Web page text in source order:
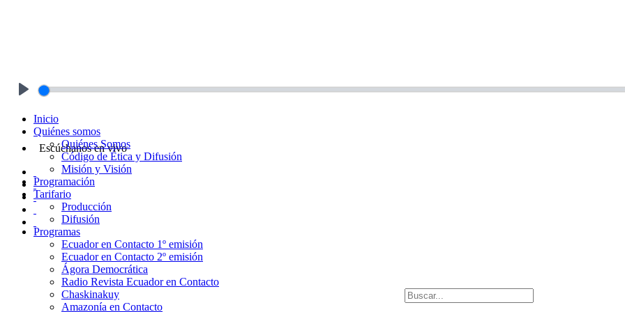
Escúchanos en vivo
Inicio
Quiénes somos
Quiénes Somos
Código de Ética y Difusión
Misión y Visión
Programación
Tarifario
Producción
Difusión
Programas
Ecuador en Contacto 1º emisión
Ecuador en Contacto 2º emisión
Ágora Democrática
Radio Revista Ecuador en Contacto
Chaskinakuy
Amazonía en Contacto